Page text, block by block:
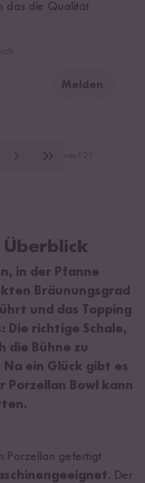
das die Qualität
Melden
Überblick
in der Pfanne
Bräunungsgrad
und das Topping
richtige Schale,
die Bühne zu
ein Glück gibt es
Porzellan Bowl kann
Porzellan gefertigt
. Der